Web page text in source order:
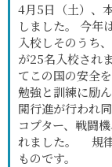
4月5日（土）、
しました。 今年
入校しそのうち
が25名入校され
てこの国の安全
勉強と訓練に励
閲行進が行われ
コプター、戦闘
れました。 規律
ものです。